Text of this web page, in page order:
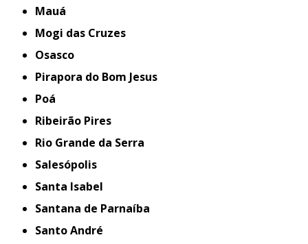
Mauá
Mogi das Cruzes
Osasco
Pirapora do Bom Jesus
Poá
Ribeirão Pires
Rio Grande da Serra
Salesópolis
Santa Isabel
Santana de Parnaíba
Santo André